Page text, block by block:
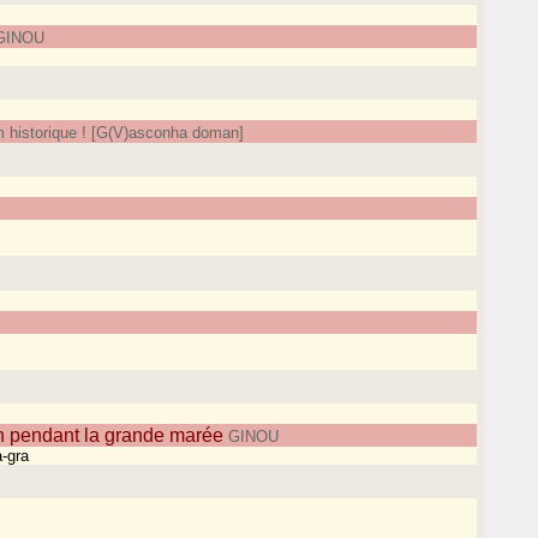
! [G(V)asconha doman]
pendant la grande marée GINOU
gra